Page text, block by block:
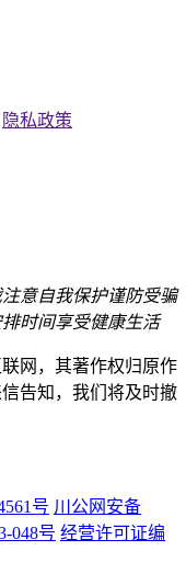
隐私政策
注意自我保护谨防受骗
时间享受健康生活
网，其著作权归原作
告知，我们将及时撤
号 川公网安备
048号 经营许可证编